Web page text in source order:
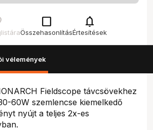
check_box_outline_blank
Összehasonlítás
notifications
Értesítések
vélemények
Fieldscope távcsövekhez
60W szemlencse kiemelkedő
nyújt a teljes 2x-es